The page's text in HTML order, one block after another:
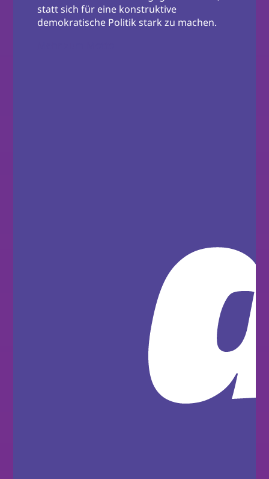
statt sich für eine konstruktive
demokratische Politik stark zu machen.